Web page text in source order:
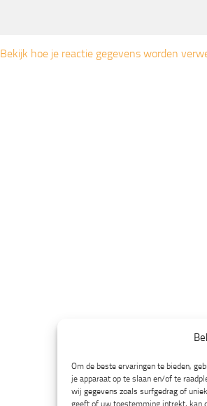
Om de beste ervaringen te bieden,
je apparaat op te slaan en/of te
wij gegevens zoals surfgedrag of
geeft of uw toestemming intrekt, kan
Bekijk hoe je reactie gegevens worden